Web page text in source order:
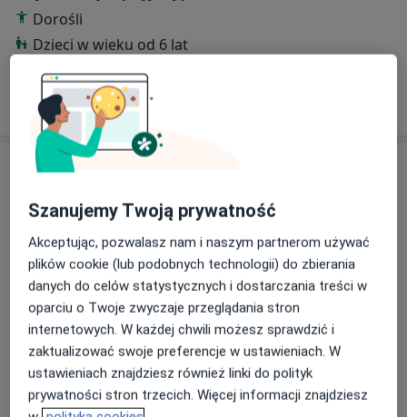
Dorośli
Dzieci w wieku od 6 lat
Usługi i ceny
Konsultacja psychiatryczna (kolejna wizyta)
250 zł Szczegóły
Konsultacja psychiatryczna (pierwsza wizyta)
300 zł Szczegóły
Konsultacja psychiatryczna dzieci (kolejna wizyta)
300 zł Szczegóły
Szanujemy Twoją prywatność
Akceptując, pozwalasz nam i naszym partnerom używać
plików cookie (lub podobnych technologii) do zbierania
danych do celów statystycznych i dostarczania treści w
oparciu o Twoje zwyczaje przeglądania stron
internetowych. W każdej chwili możesz sprawdzić i
zaktualizować swoje preferencje w ustawieniach. W
ustawieniach znajdziesz również linki do polityk
prywatności stron trzecich. Więcej informacji znajdziesz